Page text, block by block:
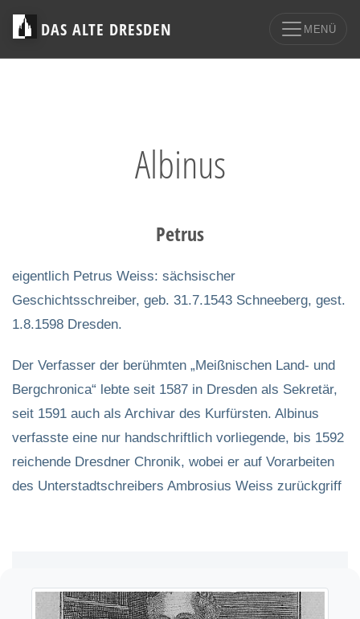
DAS ALTE DRESDEN MENÜ
Albinus
Petrus
eigentlich Petrus Weiss: sächsischer
Geschichtsschreiber, geb. 31.7.1543 Schneeberg, gest.
1.8.1598 Dresden.
Der Verfasser der berühmten „Meißnischen Land- und
Bergchronica“ lebte seit 1587 in Dresden als Sekretär,
seit 1591 auch als Archivar des Kurfürsten. Albinus
verfasste eine nur handschriftlich vorliegende, bis 1592
reichende Dresdner Chronik, wobei er auf Vorarbeiten
des Unterstadtschreibers Ambrosius Weiss zurückgriff